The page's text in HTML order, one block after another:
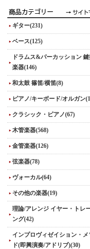
ギター(231)
ベース(125)
ドラムス&パーカッション
楽器(146)
和太鼓 篠笛/横笛(8)
ピアノ/キーボード/オルガン
クラシック・ピアノ(67)
木管楽器(568)
金管楽器(126)
弦楽器(78)
ヴォーカル(64)
その他の楽器(19)
理論/アレンジ イヤー・トレ
ング(42)
インプロヴィゼイション・メ
ド(即興演奏/アドリブ)(30)